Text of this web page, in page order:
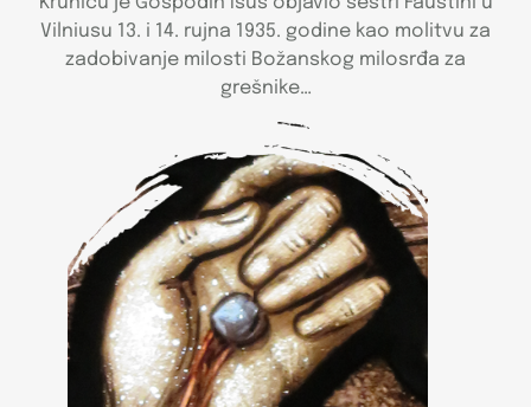
Vilniusu 13. i 14. rujna 1935. godine kao molitvu za
zadobivanje milosti Božanskog milosrđa za
grešnike…